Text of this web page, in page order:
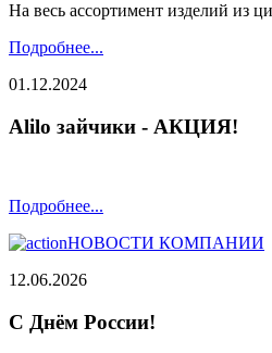
На весь ассортимент изделий из
Подробнее...
01.12.2024
Alilo зайчики - АКЦИЯ!
Подробнее...
НОВОСТИ КОМПАНИИ
12.06.2026
С Днём России!